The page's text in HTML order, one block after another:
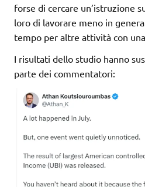
forse di cercare un’istruzione
loro di lavorare meno in
tempo per altre attività con
I risultati dello studio hanno
parte dei commentatori: